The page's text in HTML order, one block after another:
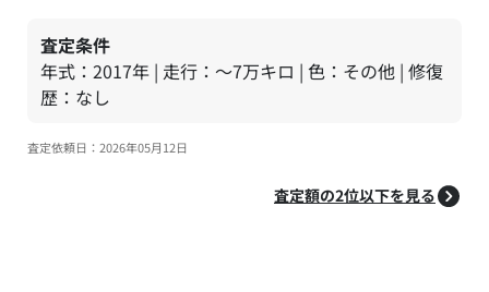
査定条件
年式：2017年 | 走行：～7万キロ | 色：その他 | 修復
歴：なし
査定依頼日：2026年05月12日
査定額の2位以下を見る